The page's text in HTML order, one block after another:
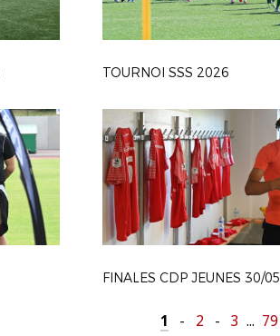
TOURNOI SSS 2026
FINALES CDP JEUNES 30/05
1 - 2 - 3 ... 79